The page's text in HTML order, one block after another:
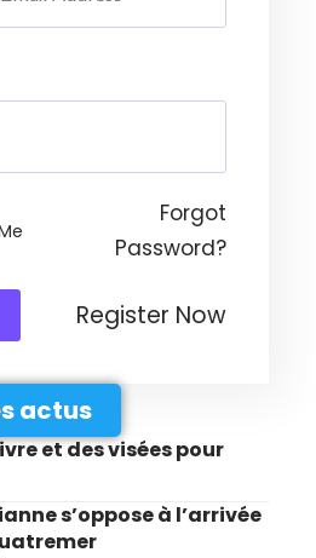
Forgot
Password?
Register Now
actus
et des visées pour
s’oppose à l’arrivée